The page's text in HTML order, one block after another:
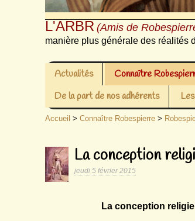
L'ARBR (Amis de
manière plus générale des réalités
Actualités Connaître
De la part de nos adhérents
Accueil >Connaître Robespierre >
La conception
jeudi 5 février 2015
La conception